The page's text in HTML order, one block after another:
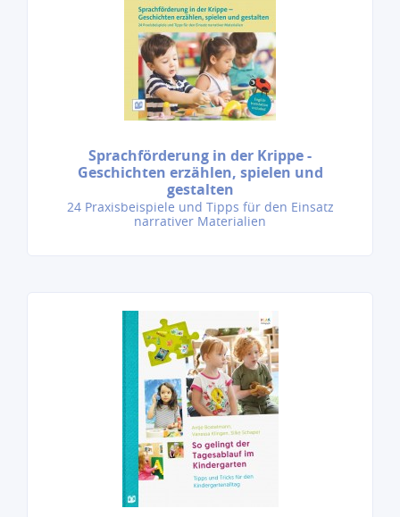
Sprachförderung in der Krippe -
Geschichten erzählen, spielen und
gestalten
24 Praxisbeispiele und Tipps für den Einsatz
narrativer Materialien